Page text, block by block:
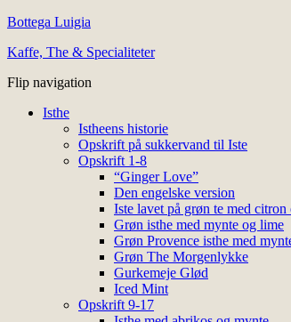
Bottega Luigia
Kaffe, The & Specialiteter
Flip navigation
Isthe
Istheens historie
Opskrift på sukkervand til Iste
Opskrift 1-8
“Ginger Love”
Den engelske version
Iste lavet på grøn te med
Grøn isthe med mynte og lime
Grøn Provence isthe med
Grøn The Morgenlykke
Gurkemeje Glød
Iced Mint
Opskrift 9-17